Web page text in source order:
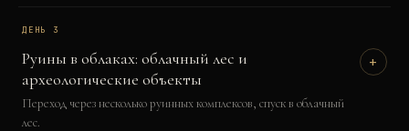
ДЕНЬ 3
Руины в облаках: облачный лес и
археологические объекты
Переход через несколько руинных комплексов, спуск в облачный
лес.
+